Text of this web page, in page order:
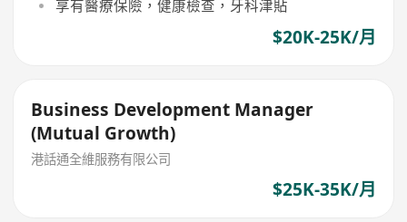
享有醫療保險，健康檢查，牙科津貼
$20K-25K/月
Business Development Manager
(Mutual Growth)
港話通全維服務有限公司
$25K-35K/月